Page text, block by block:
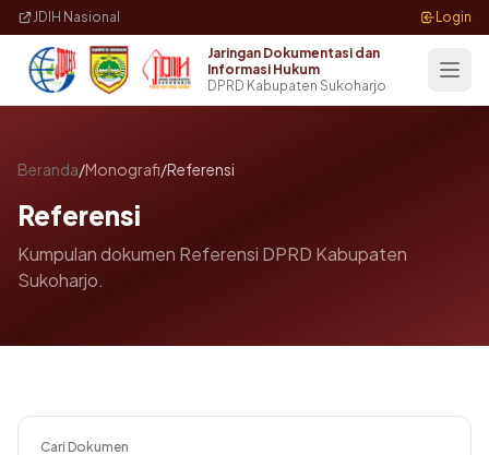
Langsung ke konten utama
JDIH Nasional Login
Jaringan Dokumentasi dan
Informasi Hukum
DPRD Kabupaten Sukoharjo
Beranda/Monografi/Referensi
Referensi
Kumpulan dokumen Referensi DPRD Kabupaten
Sukoharjo.
Cari Dokumen